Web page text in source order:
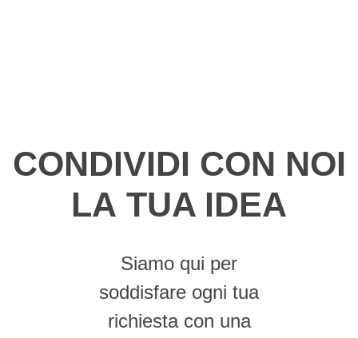
CONDIVIDI CON NOI
LA TUA IDEA
Siamo qui per
soddisfare ogni tua
richiesta con una